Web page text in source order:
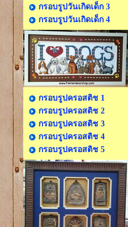
กรอบรูปวันเกิดเด็ก 3
กรอบรูปวันเกิดเด็ก 4
กรอบรูปครอสติช 1
กรอบรูปครอสติช 2
กรอบรูปครอสติช 3
กรอบรูปครอสติช 4
กรอบรูปครอสติช 5